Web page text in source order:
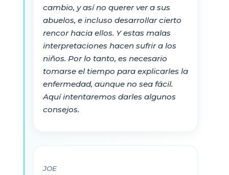
cambio, y así no querer ver a sus
abuelos, e incluso desarrollar cierto
rencor hacia ellos. Y estas malas
interpretaciones hacen sufrir a los
niños. Por lo tanto, es necesario
tomarse el tiempo para explicarles la
enfermedad, aunque no sea fácil.
Aquí intentaremos darles algunos
consejos.
JOE